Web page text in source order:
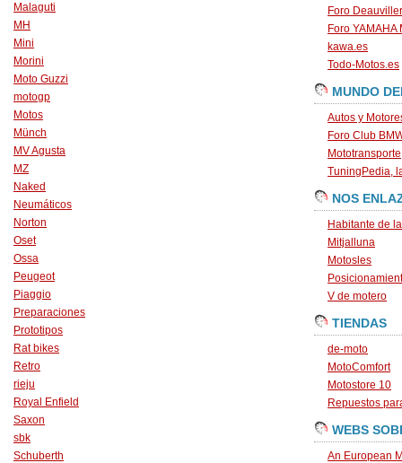
Malaguti
MH
Mini
Morini
Moto Guzzi
motogp
Motos
Münch
MV Agusta
MZ
Naked
Neumáticos
Norton
Oset
Ossa
Peugeot
Piaggio
Preparaciones
Prototipos
Rat bikes
Retro
rieju
Royal Enfield
Saxon
sbk
Schuberth
Foro
Foro YAMAHA
kawa.es
Todo-Motos.es
MUNDO
Autos y
Foro Club
Mototransporte
TuningPedia,
NOS
Habitante de
Mitjalluna
Motosles
V de motero
TIENDAS
de-moto
MotoComfort
Motostore 10
Repuestos
WEBS
An European